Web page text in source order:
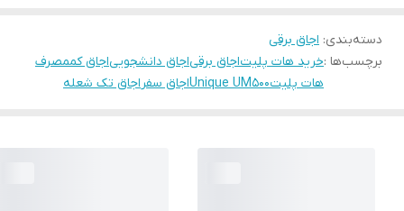
دسته‌بندی: اجاق برقی
برچسب‌ها :خرید هات پلیتاجاق برقیاجاق دانشجوییاجاق کممصرف
هات پلیتUnique UM500اجاق سفر اجاق تک شعله